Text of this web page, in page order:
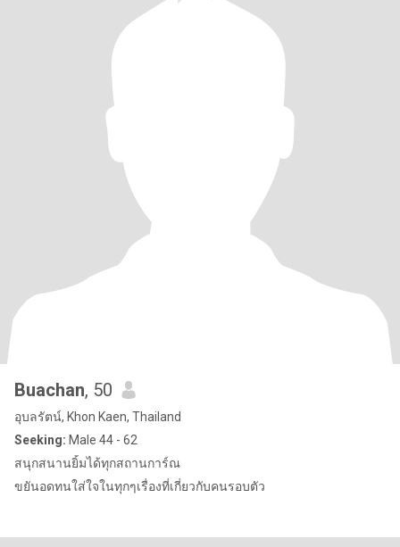
Buachan, 50
อุบลรัตน์, Khon Kaen, Thailand
Seeking: Male 44 - 62
สนุกสนานยิ้มได้ทุกสถานการ์ณ
ขยันอดทนใส่ใจในทุกๆเรื่องที่เกี่ยวกับคนรอบตัว